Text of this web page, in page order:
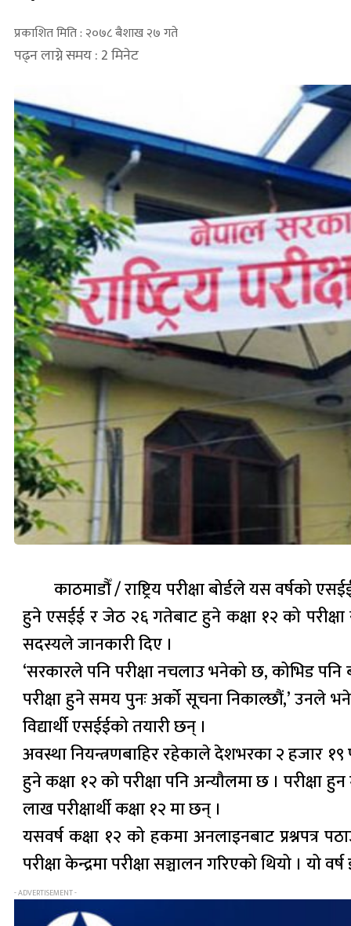
प्रकाशित मिति : २०७८ बैशाख २७ गते
पढ्न लाग्ने समय : 2 मिनेट
काठमाडौँ / राष्ट्रिय परीक्षा बोर्डले यस
हुने एसईई र जेठ २६ गतेबाट हुने कक्षा १२ को परीक्षा
सदस्यले जानकारी दिए ।
‘सरकारले पनि परीक्षा नचलाउ भनेको छ, कोभिड
परीक्षा हुने समय पुनः अर्को सूचना निकाल्छौं,’
विद्यार्थी एसईईको तयारी छन् ।
अवस्था नियन्त्रणबाहिर रहेकाले देशभरका २ हजार १९
हुने कक्षा १२ को परीक्षा पनि अन्यौलमा छ ।
लाख परीक्षार्थी कक्षा १२ मा छन् ।
यसवर्ष कक्षा १२ को हकमा अनलाइनबाट प्रश्नपत्र
परीक्षा केन्द्रमा परीक्षा सञ्चालन गरिएको थियो । यो
- ADVERTISEMENT -